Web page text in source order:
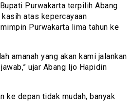
Purwakarta terpilih Abang
atas kepercayaan
Purwakarta lima tahun ke
amanah yang akan kami jalankan
ujar Abang Ijo Hapidin
ke depan tidak mudah, banyak